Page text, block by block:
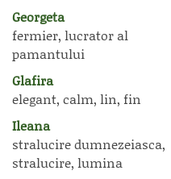
Georgeta
fermier, lucrator al
pamantului
Glafira
elegant, calm, lin, fin
Ileana
stralucire dumnezeiasca,
stralucire, lumina